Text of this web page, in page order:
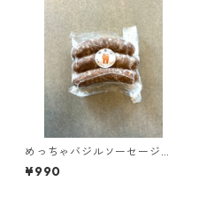
めっちゃバジルソーセージ
（無塩せきソーセージ）
¥990